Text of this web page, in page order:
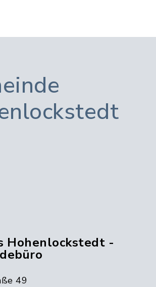
Hohenlockstedt -
49